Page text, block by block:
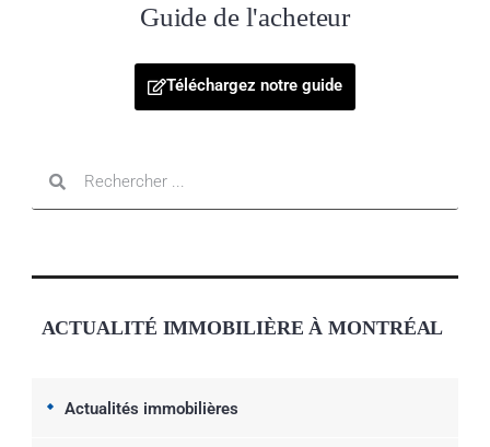
Guide de l'acheteur
Téléchargez notre guide
ACTUALITÉ IMMOBILIÈRE À MONTRÉAL
Actualités immobilières